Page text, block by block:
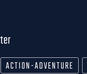
ACTION-ADVENTURE